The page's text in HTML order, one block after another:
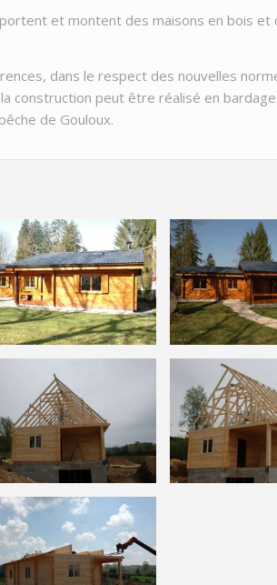
et montent des maisons en bois et
dans le respect des nouvelles
construction peut être réalisé en
de Gouloux.